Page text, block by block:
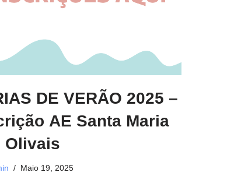
DE VERÃO 2025 –
AE Santa Maria
Olivais
Maio 19, 2025